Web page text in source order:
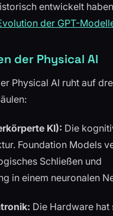
entwickelt
der GPT-
der Physical AI
Physical AI ruht auf
KI): Die
Foundation Models
Schließen und
in einem neuronalen
Die Hardware hat